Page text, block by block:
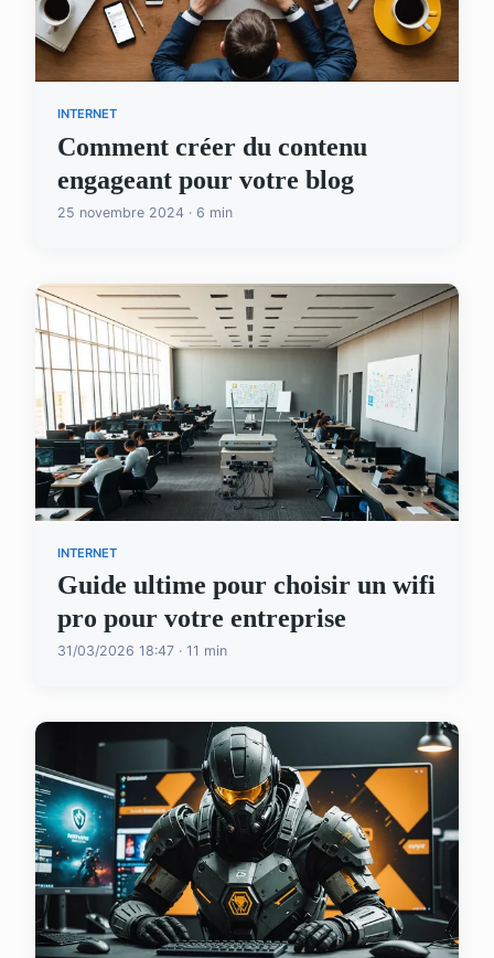
INTERNET
Comment créer du contenu
engageant pour votre blog
25 novembre 2024 · 6 min
INTERNET
Guide ultime pour choisir un wifi
pro pour votre entreprise
31/03/2026 18:47 · 11 min